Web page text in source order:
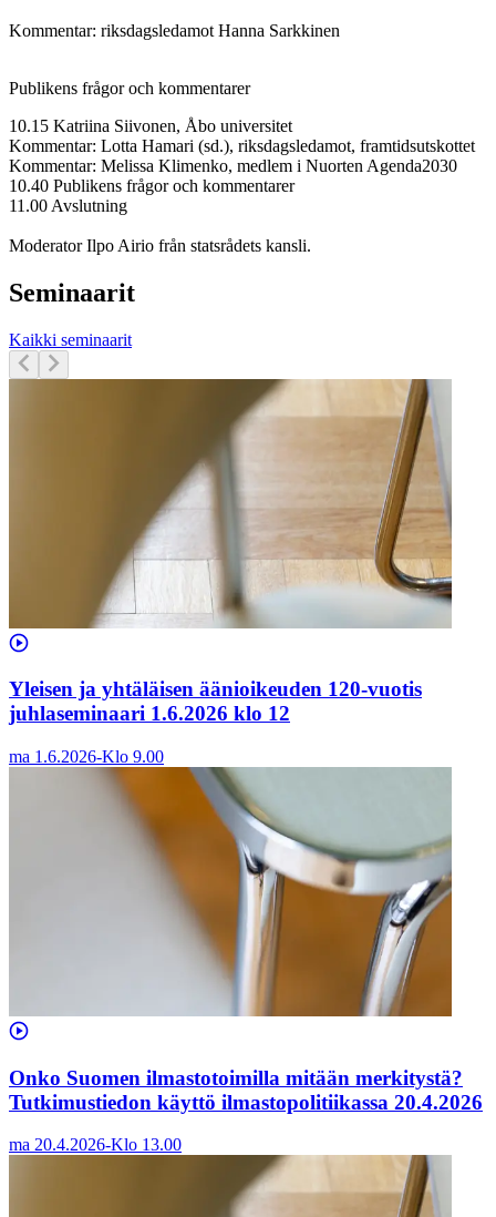
Kommentar: riksdagsledamot Hanna Sarkkinen
Publikens frågor och kommentarer
10.15 Katriina Siivonen, Åbo universitet
Kommentar: Lotta Hamari (sd.), riksdagsledamot, framtidsutskottet
Kommentar: Melissa Klimenko, medlem i Nuorten Agenda2030
10.40 Publikens frågor och kommentarer
11.00 Avslutning
Moderator Ilpo Airio från statsrådets kansli.
Seminaarit
Kaikki seminaarit
Yleisen ja yhtäläisen äänioikeuden 120-vuotis
juhlaseminaari 1.6.2026 klo 12
ma 1.6.2026-Klo 9.00
Onko Suomen ilmastotoimilla mitään merkitystä?
Tutkimustiedon käyttö ilmastopolitiikassa 20.4.2026
ma 20.4.2026-Klo 13.00